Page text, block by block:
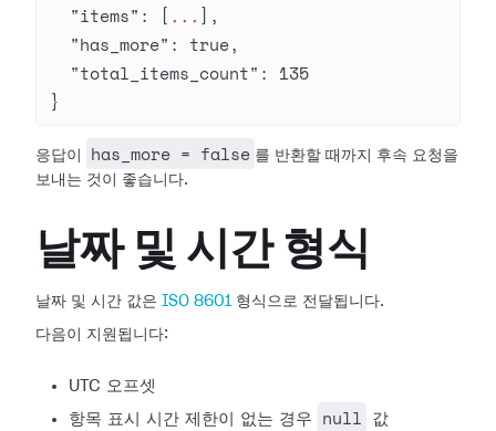
  "items"
: [ ... ],
  "has_more"
: true,
  "total_items_count"
: 135
}
응답이 has_more = false 를 반환할 때까지 후속 요청을
보내는 것이 좋습니다.
날짜 및 시간 형식
날짜 및 시간 값은 ISO 8601 형식으로 전달됩니다.
다음이 지원됩니다:
UTC 오프셋
항목 표시 시간 제한이 없는 경우
null
값